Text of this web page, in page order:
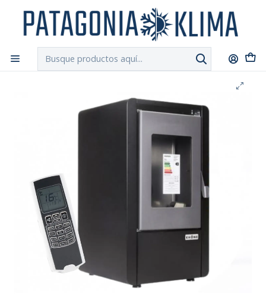
Chilexpress
Inicio Estufas a Pellet
Estufa a Pellet Khone Petit 6 Kw Negro con Control